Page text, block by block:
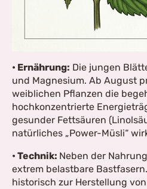
• Ernährung: Die jungen
und Magnesium. Ab August
weiblichen Pflanzen die
hochkonzentrierte
gesunder Fettsäuren
natürliches „Power-Müsli“
• Technik: Neben der
extrem belastbare
historisch zur Herstellung